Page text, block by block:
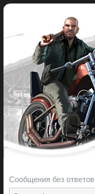
Сообщения без ответов